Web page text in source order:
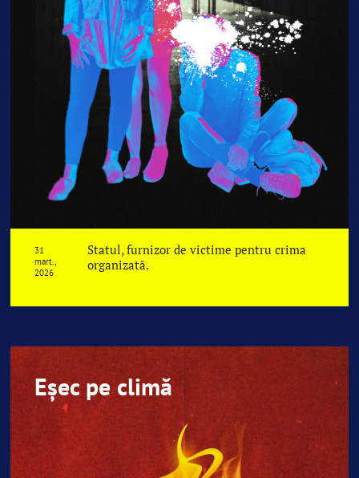
31
mart.,
2026
Statul, furnizor de victime pentru crima
organizată.
Eșec pe climă